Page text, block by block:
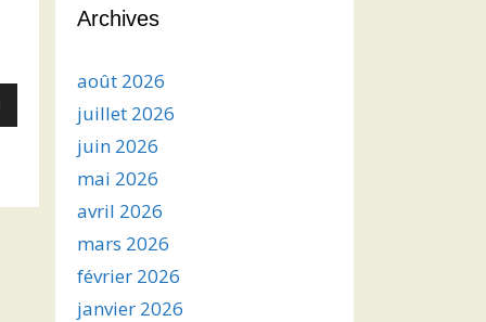
Archives
août 2026
juillet 2026
juin 2026
mai 2026
avril 2026
mars 2026
février 2026
janvier 2026